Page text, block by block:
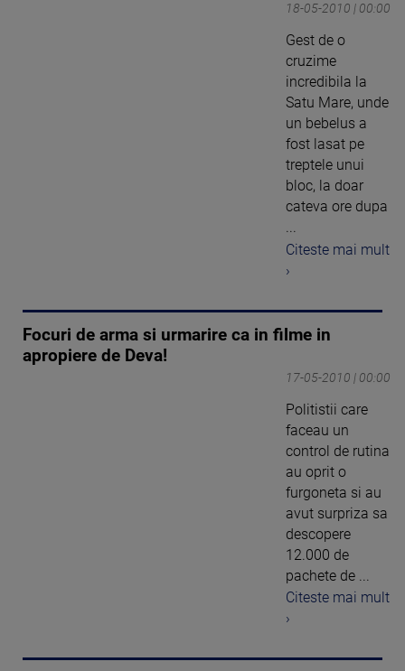
18-05-2010 | 00:00
Gest de o
cruzime
incredibila la
Satu Mare, unde
un bebelus a
fost lasat pe
treptele unui
bloc, la doar
cateva ore dupa
...
Citeste mai mult
›
Focuri de arma si urmarire ca in filme in
apropiere de Deva!
17-05-2010 | 00:00
Politistii care
faceau un
control de rutina
au oprit o
furgoneta si au
avut surpriza sa
descopere
12.000 de
pachete de ...
Citeste mai mult
›